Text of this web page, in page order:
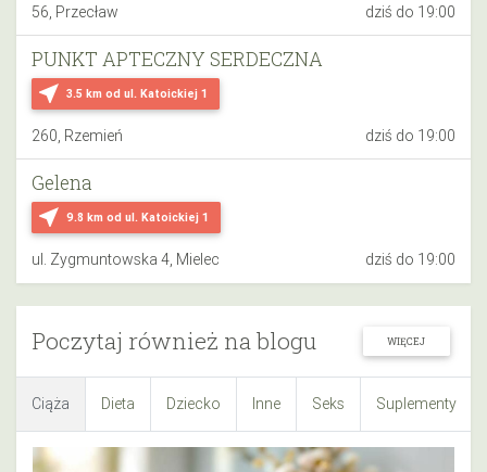
56, Przecław dziś do 19:00
near_me 3.5 km od ul. Katoickiej 1
PUNKT APTECZNY SERDECZNA
260, Rzemień dziś do 19:00
near_me 9.8 km od ul. Katoickiej 1
Gelena
ul. Zygmuntowska 4, Mielec dziś do 19:00
Poczytaj również na blogu WIĘCEJ
Ciąża Dieta Dziecko Inne Seks Suplementy